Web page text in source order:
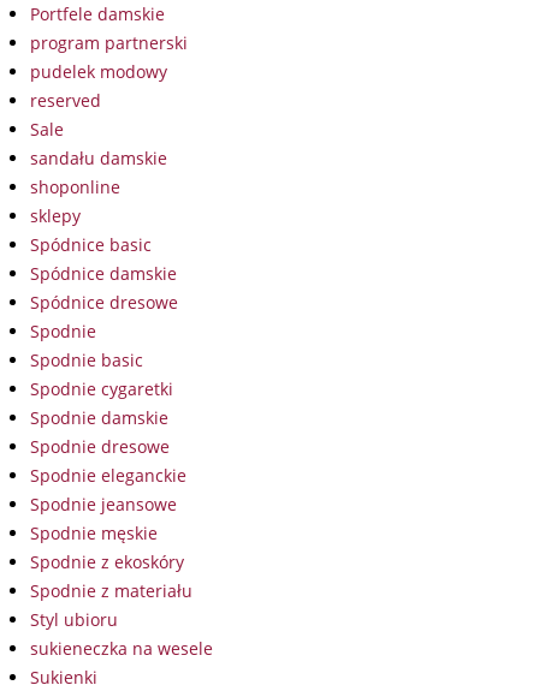
Portfele damskie
program partnerski
pudelek modowy
reserved
Sale
sandału damskie
shoponline
sklepy
Spódnice basic
Spódnice damskie
Spódnice dresowe
Spodnie
Spodnie basic
Spodnie cygaretki
Spodnie damskie
Spodnie dresowe
Spodnie eleganckie
Spodnie jeansowe
Spodnie męskie
Spodnie z ekoskóry
Spodnie z materiału
Styl ubioru
sukieneczka na wesele
Sukienki